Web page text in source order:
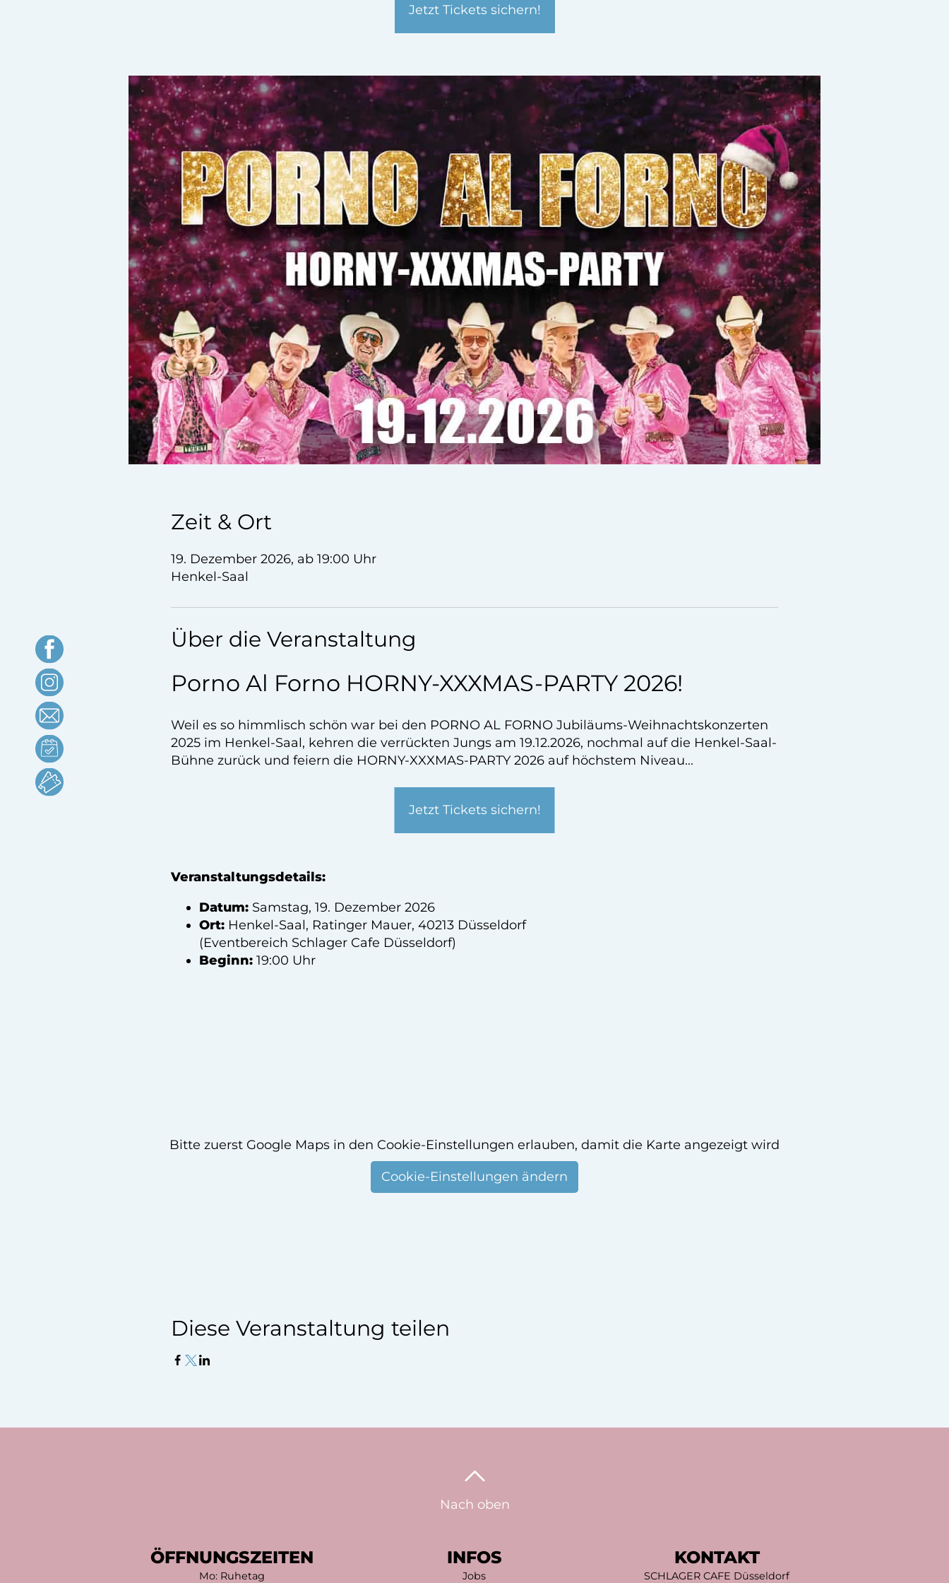
Jetzt Tickets sichern!
Zeit & Ort
19. Dezember 2026, ab 19:00 Uhr
Henkel-Saal
Über die Veranstaltung
Porno Al Forno HORNY-XXXMAS-PARTY 2026!
Weil es so himmlisch schön war bei den PORNO AL FORNO Jubiläums-Weihnachtskonzerten
2025 im Henkel-Saal, kehren die verrückten Jungs am 19.12.2026, nochmal auf die Henkel-Saal-
Bühne zurück und feiern die HORNY-XXXMAS-PARTY 2026 auf höchstem Niveau...
Jetzt Tickets sichern!
Veranstaltungsdetails:
Datum: Samstag, 19. Dezember 2026
Ort: Henkel-Saal, Ratinger Mauer, 40213 Düsseldorf
(Eventbereich Schlager Cafe Düsseldorf)
Beginn: 19:00 Uhr
Bitte zuerst Google Maps in den Cookie-Einstellungen erlauben, damit die Karte angezeigt wird
Cookie-Einstellungen ändern
Diese Veranstaltung teilen
Nach oben
ÖFFNUNGSZEITEN
Mo: Ruhetag
INFOS
Jobs
KONTAKT
SCHLAGER CAFE Düsseldorf